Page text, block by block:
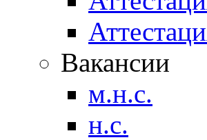
Вакансии
м.н.с.
н.с.